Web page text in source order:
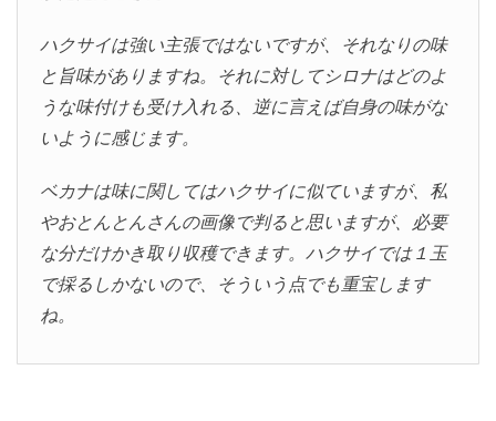
ハクサイは強い主張ではないですが、それなりの味
と旨味がありますね。それに対してシロナはどのよ
うな味付けも受け入れる、逆に言えば自身の味がな
いように感じます。
ベカナは味に関してはハクサイに似ていますが、私
やおとんとんさんの画像で判ると思いますが、必要
な分だけかき取り収穫できます。ハクサイでは１玉
で採るしかないので、そういう点でも重宝します
ね。